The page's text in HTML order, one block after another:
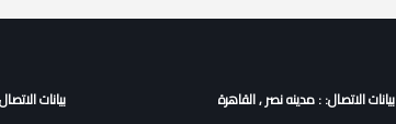
بيانات الاتصال: : مدينه نصر , القاهرة
بيانات